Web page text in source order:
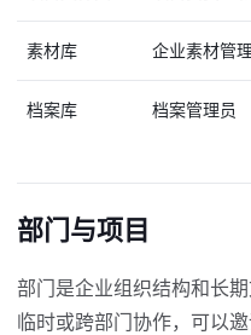
素材库 企业素材管
档案库 档案管理员
部门与项目
部门是企业组织结构和长
临时或跨部门协作，可以